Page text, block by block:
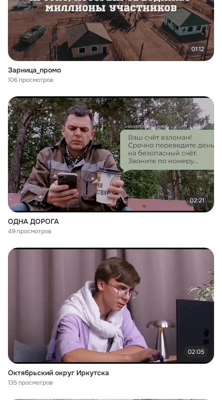
01:12
Зарница_промо
106 просмотров
02:21
ОДНА ДОРОГА
49 просмотров
02:05
Октябрьский округ Иркутска
135 просмотров